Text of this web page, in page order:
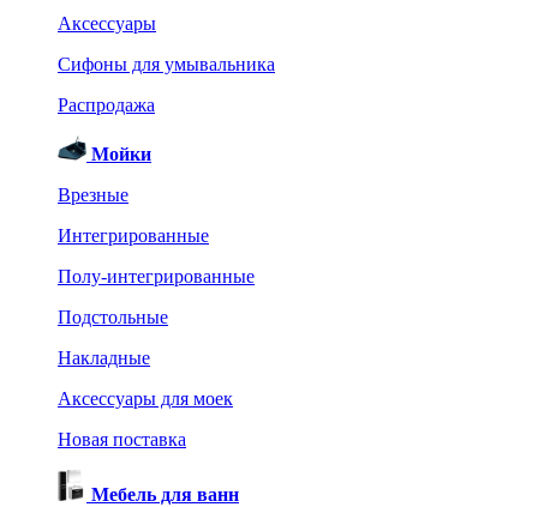
Аксессуары
Сифоны для умывальника
Распродажа
Мойки
Врезные
Интегрированные
Полу-интегрированные
Подстольные
Накладные
Аксессуары для моек
Новая поставка
Мебель для ванн